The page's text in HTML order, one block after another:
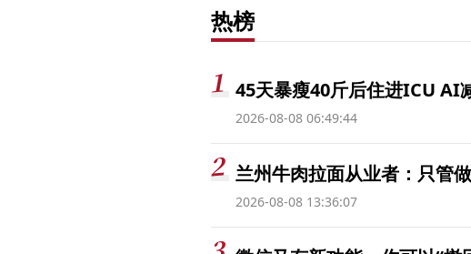
热榜
45天暴瘦40斤后住进ICU AI
2026-08-08 06:49:44
兰州牛肉拉面从业者：只管
2026-08-08 13:36:07